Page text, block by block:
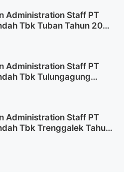
Administration Staff PT
Tbk Tuban Tahun 2025
Administration Staff PT
Tbk Tulungagung
Administration Staff PT
Tbk Trenggalek Tahun